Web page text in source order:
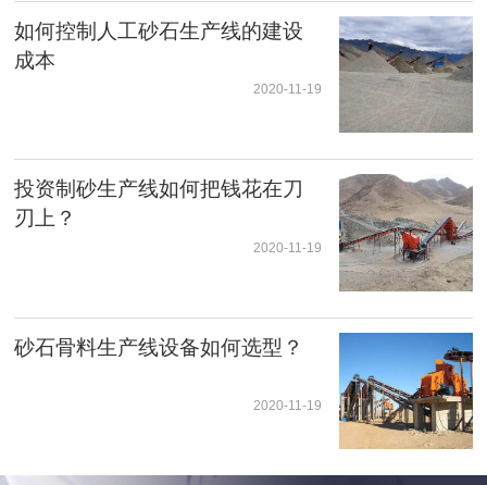
如何控制人工砂石生产线的建设
成本
2020-11-19
投资制砂生产线如何把钱花在刀
刃上？
2020-11-19
砂石骨料生产线设备如何选型？
2020-11-19